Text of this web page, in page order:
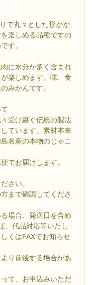
で丸々とした形がか
楽しめる品種ですの
す。
に水分が多く含まれ
楽しめます。味、食
みかんです。
受け継ぐ伝統の製法
ています。素材本来
名産の本物のじゃこ
でお届けします。
さい。
まで確認してくださ
場合、発送日を含め
、代品対応等いたし
くはFAXでお知らせ
り前後する場合があ
て、お申込みいただ